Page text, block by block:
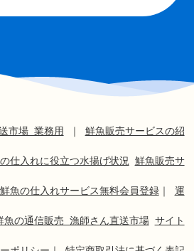
市場 業務用 ｜ 鮮魚販売サービスの紹
仕入れに役立つ水揚げ状況 鮮魚販売サ
鮮魚の仕入れサービス無料会員登録｜ 運
魚の通信販売 漁師さん直送市場 サイト